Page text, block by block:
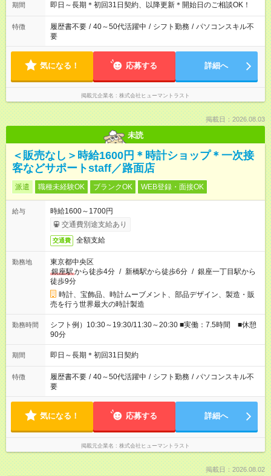
期間 即日～長期＊初回31日契約、以降更新＊開始日のご相談OK！
特徴 履歴書不要 / 40～50代活躍中 / シフト勤務 / パソコンスキル不
要
気になる！ 応募する 詳細へ
掲載元企業名 株式会社ヒューマントラスト
掲載日：2026.08.03
未読
＜販売なし＞時給1600円＊時計ショップ＊一次接
客などサポートstaff／路面店
派遣 職種未経験OK ブランクOK WEB登録・面接OK
給与
時給1600～1700円
交通費別途支給あり
交通費 全額支給
勤務地
東京都中央区
銀座駅から徒歩4分 / 新橋駅から徒歩6分 / 銀座一丁目駅から
徒歩9分
時計、宝飾品、時計ムーブメント、部品デザイン、製造・販
売を行う世界最大の時計製造
勤務時間
シフト例）10:30～19:30/11:30～20:30 ■実働：7.5時間 ■休憩
90分
期間 即日～長期＊初回31日契約
特徴 履歴書不要 / 40～50代活躍中 / シフト勤務 / パソコンスキル不
要
気になる！ 応募する 詳細へ
掲載元企業名 株式会社ヒューマントラスト
掲載日：2026.08.02